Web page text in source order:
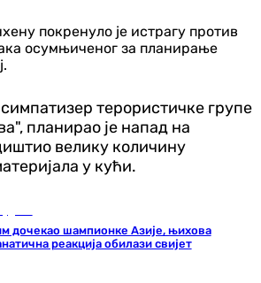
покренуло је истрагу против
осумњиченог за планирање
симпатизер терористичке групе
планирао је напад на
велику количину
у кући.
дочекао шампионке Азије, њихова
реакција обилази свијет